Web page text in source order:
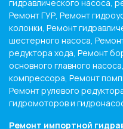
гидравлического насоса,
Ремонт ГУР, Ремонт
колонки, Ремонт
шестерного насоса,
редуктора хода, Ремонт
основного главного
компрессора, Ремонт
Ремонт рулевого
гидромоторов и
Ремонт импортной